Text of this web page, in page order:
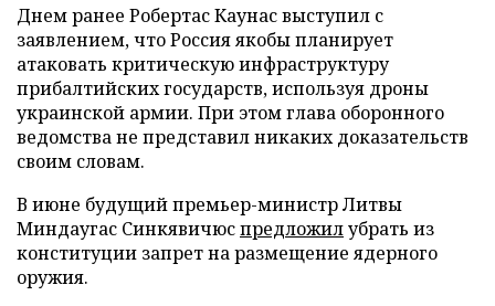
Днем ранее Робертас Каунас выступил с
заявлением, что Россия якобы планирует
атаковать критическую инфраструктуру
прибалтийских государств, используя дроны
украинской армии. При этом глава оборонного
ведомства не представил никаких доказательств
своим словам.
В июне будущий премьер-министр Литвы
Миндаугас Синкявичюспредложилубрать из
конституции запрет на размещение ядерного
оружия.